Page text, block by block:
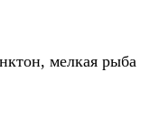
мелкая рыба